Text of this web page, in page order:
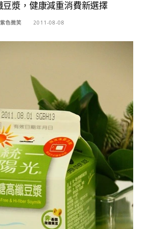
漿，健康減重消費新選擇
紫色微笑 2011-08-08